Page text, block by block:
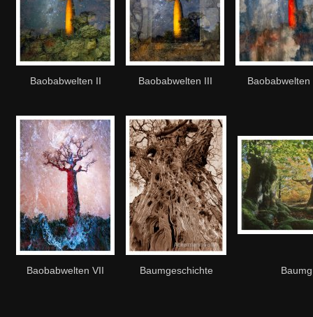
Baobabwelten II Baobabwelten III Baobabwelten
Baobabwelten VII Baumgeschichte